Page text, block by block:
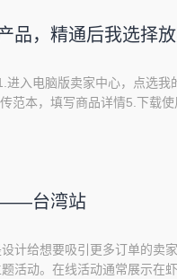
品，精通后我选择
进入电脑版卖家中心，点选
范本，填写商品详情5.下载
中的产品信息?1.点选启用编
——台湾站
设计给想要吸引更多订单的卖
活动。在线活动通常展示在